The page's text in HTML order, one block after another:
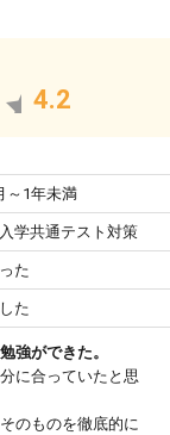
4.2
～1年未満
学共通テスト対策
た
た
強ができた。
に合っていたと思
のものを徹底的に